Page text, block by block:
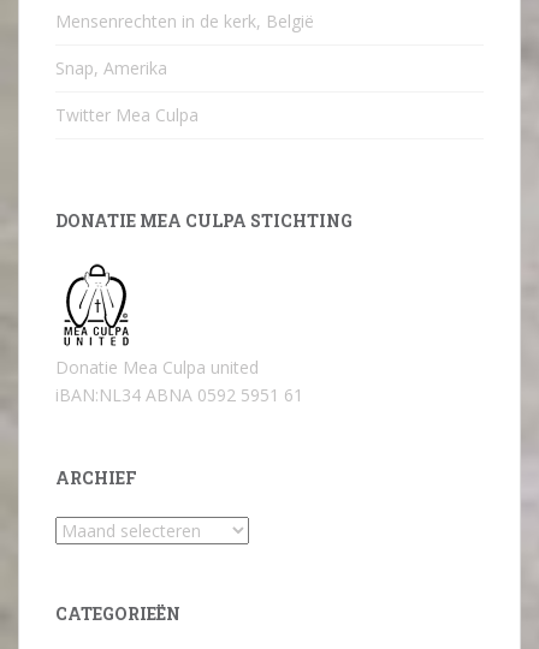
Mensenrechten in de kerk, België
Snap, Amerika
Twitter Mea Culpa
DONATIE MEA CULPA STICHTING
Donatie Mea Culpa united
iBAN:NL34 ABNA 0592 5951 61
ARCHIEF
Archief
CATEGORIEËN